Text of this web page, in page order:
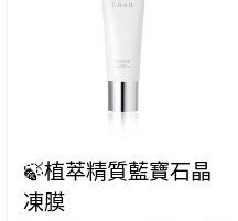
🍃植萃精質藍寶石晶
凍膜